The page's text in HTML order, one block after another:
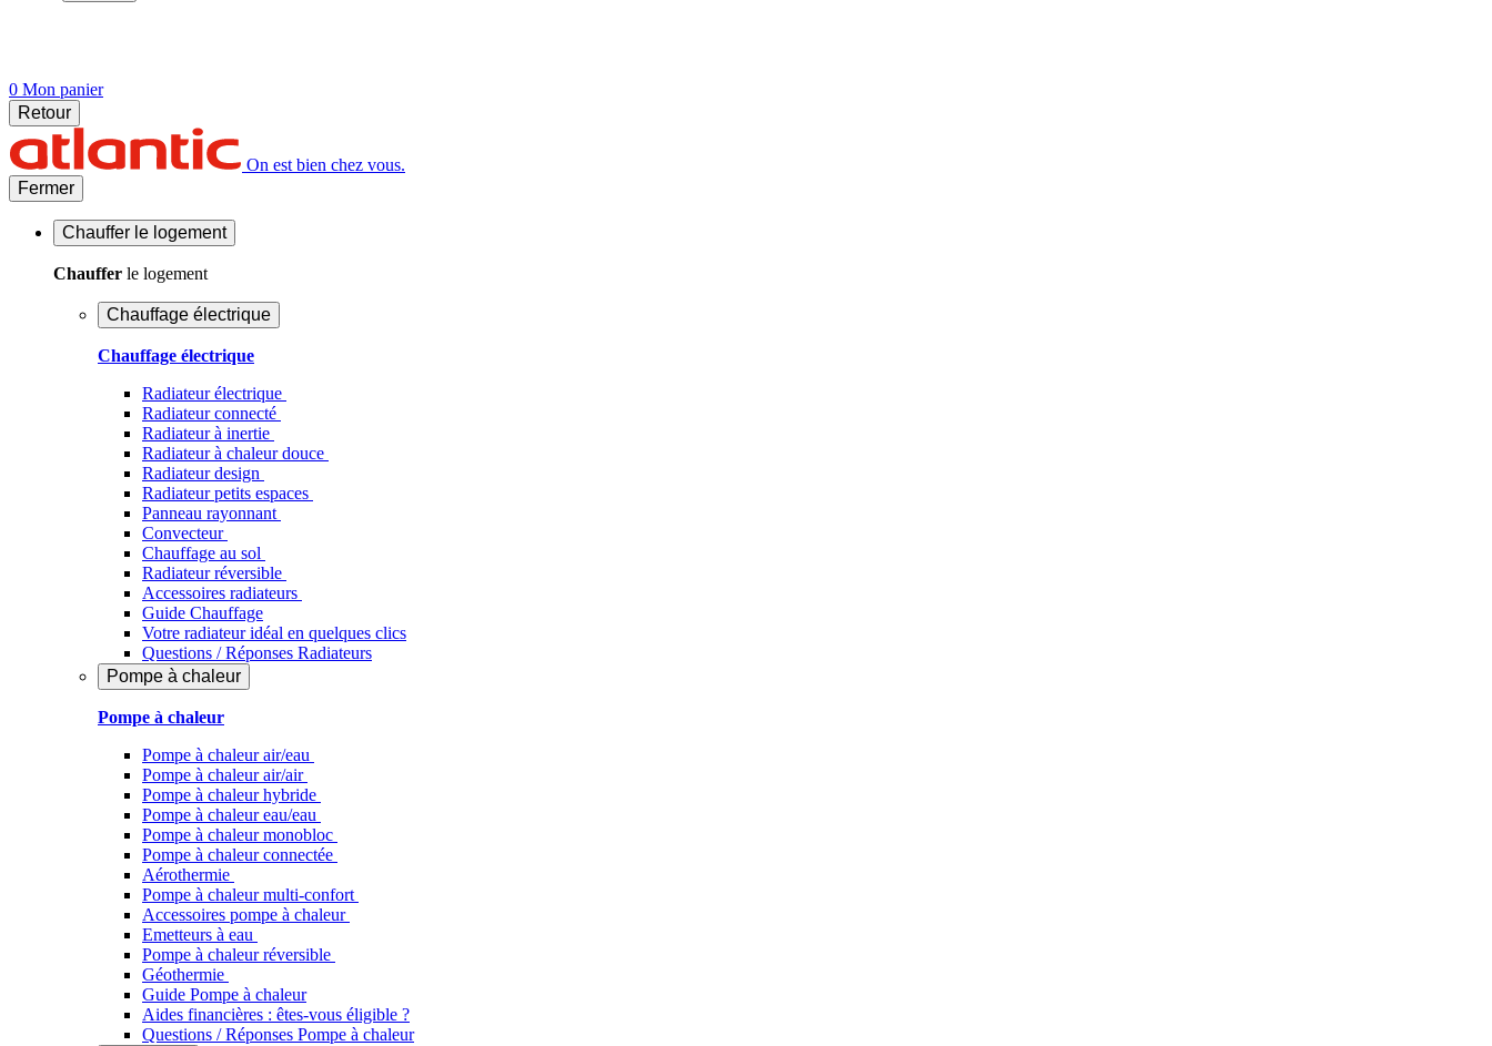
0 Mon panier
Retour
On est bien chez vous.
Fermer
Chauffer le logement
Chauffer le logement
Chauffage électrique
Chauffage électrique
Radiateur électrique
Radiateur connecté
Radiateur à inertie
Radiateur à chaleur douce
Radiateur design
Radiateur petits espaces
Panneau rayonnant
Convecteur
Chauffage au sol
Radiateur réversible
Accessoires radiateurs
Guide Chauffage
Votre radiateur idéal en quelques clics
Questions / Réponses Radiateurs
Pompe à chaleur
Pompe à chaleur
Pompe à chaleur air/eau
Pompe à chaleur air/air
Pompe à chaleur hybride
Pompe à chaleur​ eau/eau
Pompe à chaleur monobloc
Pompe à chaleur connectée
Aérothermie
Pompe à chaleur multi-confort
Accessoires pompe à chaleur
Emetteurs à eau
Pompe à chaleur réversible
Géothermie
Guide Pompe à chaleur
Aides financières : êtes-vous éligible ?
Questions / Réponses Pompe à chaleur